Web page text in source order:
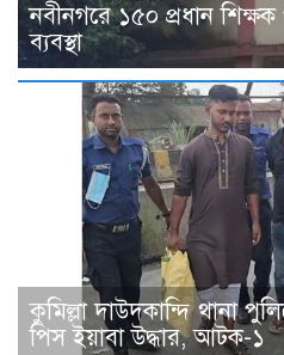
নবীনগরে ১৫০ প্রধান
ব্যবস্থা
কুমিল্লা দাউদকান্দি থানা
পিস ইয়াবা উদ্ধার, আটক-১